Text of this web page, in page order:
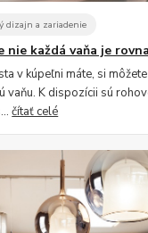
dizajn a zariadenie
nie každá vaňa je
v kúpeľni máte, si
vaňu. K dispozícii sú
čítať celé